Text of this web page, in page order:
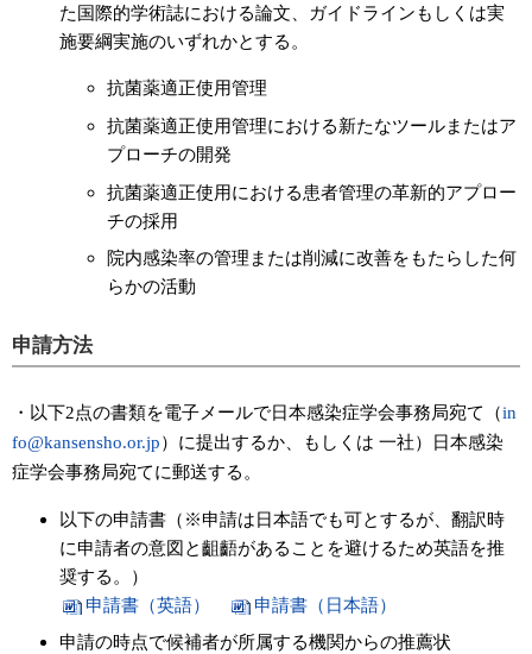
た国際的学術誌における論文、ガイドラインもしくは実
施要綱実施のいずれかとする。
抗菌薬適正使用管理
抗菌薬適正使用管理における新たなツールまたはア
プローチの開発
抗菌薬適正使用における患者管理の革新的アプロー
チの採用
院内感染率の管理または削減に改善をもたらした何
らかの活動
申請方法
・以下2点の書類を電子メールで日本感染症学会事務局宛て（in
fo@kansensho.or.jp）に提出するか、もしくは 一社）日本感染
症学会事務局宛てに郵送する。
以下の申請書（※申請は日本語でも可とするが、翻訳時
に申請者の意図と齟齬があることを避けるため英語を推
奨する。）
申請書（英語）
申請書（日本語）
申請の時点で候補者が所属する機関からの推薦状